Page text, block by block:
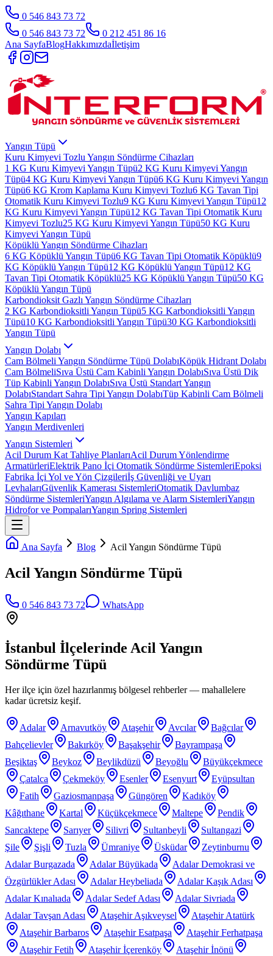
0 546 843 73 72
0 546 843 73 72
0 212 451 86 16
Ana SayfaBlogHakkımızdaİletişim
Yangın Tüpü
Kuru Kimyevi Tozlu Yangın Söndürme Cihazları
1 KG Kuru Kimyevi Yangın Tüpü2 KG Kuru Kimyevi Yangın
Tüpü4 KG Kuru Kimyevi Yangın Tüpü6 KG Kuru Kimyevi Yangın
Tüpü6 KG Krom Kaplama Kuru Kimyevi Tozlu6 KG Tavan Tipi
Otomatik Kuru Kimyevi Tozlu9 KG Kuru Kimyevi Yangın Tüpü12
KG Kuru Kimyevi Yangın Tüpü12 KG Tavan Tipi Otomatik Kuru
Kimyevi Tozlu25 KG Kuru Kimyevi Yangın Tüpü50 KG Kuru
Kimyevi Yangın Tüpü
Köpüklü Yangın Söndürme Cihazları
6 KG Köpüklü Yangın Tüpü6 KG Tavan Tipi Otomatik Köpüklü9
KG Köpüklü Yangın Tüpü12 KG Köpüklü Yangın Tüpü12 KG
Tavan Tipi Otomatik Köpüklü25 KG Köpüklü Yangın Tüpü50 KG
Köpüklü Yangın Tüpü
Karbondioksit Gazlı Yangın Söndürme Cihazları
2 KG Karbondioksitli Yangın Tüpü5 KG Karbondioksitli Yangın
Tüpü10 KG Karbondioksitli Yangın Tüpü30 KG Karbondioksitli
Yangın Tüpü
Yangın Dolabı
Cam Bölmeli Yangın Söndürme Tüpü DolabıKöpük Hidrant Dolabı
Cam BölmeliSıva Üstü Cam Kabinli Yangın DolabıSıva Üstü Dik
Tüp Kabinli Yangın DolabıSıva Üstü Standart Yangın
DolabıStandart Sahra Tipi Yangın DolabıTüp Kabinli Cam Bölmeli
Sahra Tipi Yangın Dolabı
Yangın Kapıları
Yangın Merdivenleri
Yangın Sistemleri
Acil Durum Kat Tahliye PlanlarıAcil Durum Yönlendirme
ArmatürleriElektrik Pano İçi Otomatik Söndürme SistemleriEpoksi
Fabrika İçi Yol ve Yön Çizgileriİş Güvenliği ve Uyarı
LevhalarıGüvenlik Kamerası SistemleriOtomatik Davlumbaz
Söndürme SistemleriYangın Algılama ve Alarm SistemleriYangın
Hidrofor ve PompalarıYangın Spring Sistemleri
Ana Sayfa Blog Acil Yangın Söndürme Tüpü
Acil Yangın Söndürme Tüpü
0 546 843 73 72 WhatsApp
İstanbul İlçelerinde Acil Yangın
Söndürme Tüpü
Her ilçe için özel hazırlanmış bölgesel rehberler — mahallelere
kadar ücretsiz keşif.
Adalar Arnavutköy Ataşehir Avcılar
Bağcılar
Bahçelievler
Bakırköy Başakşehir
Bayrampaşa
Beşiktaş
Beykoz Beylikdüzü Beyoğlu
Büyükçekmece
Çatalca
Çekmeköy Esenler Esenyurt
Eyüpsultan
Fatih
Gaziosmanpaşa Güngören
Kadıköy
Kâğıthane
Kartal Küçükçekmece Maltepe
Pendik
Sancaktepe
Sarıyer Silivri Sultanbeyli
Sultangazi
Şile
Şişli Tuzla Ümraniye Üsküdar
Zeytinburnu
Adalar Burgazada
Adalar Büyükada
Adalar Demokrasi ve
Özgürlükler Adası
Adalar Heybeliada
Adalar Kaşık Adası
Adalar Kınalıada
Adalar Sedef Adası
Adalar Sivriada
Adalar Tavşan Adası
Ataşehir Aşıkveysel
Ataşehir Atatürk
Ataşehir Barbaros
Ataşehir Esatpaşa
Ataşehir Ferhatpaşa
Ataşehir Fetih
Ataşehir İçerenköy
Ataşehir İnönü